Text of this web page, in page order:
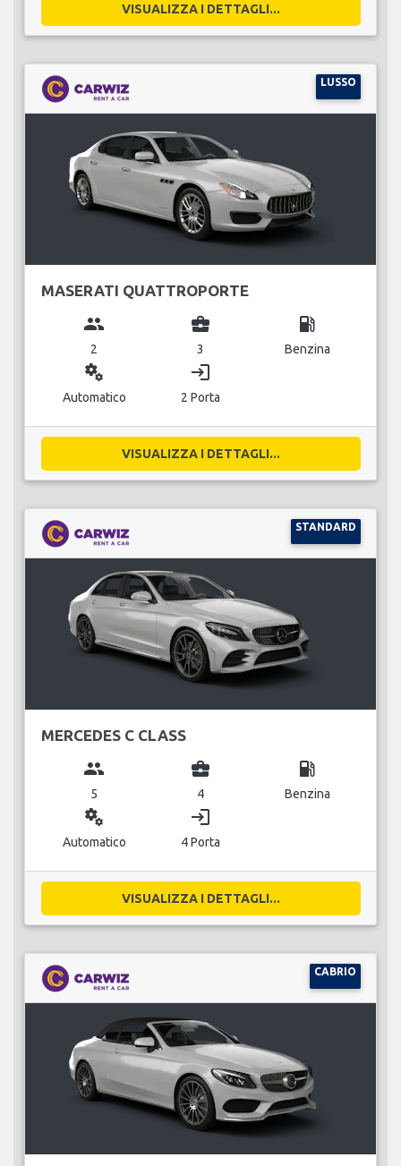
VISUALIZZA I DETTAGLI...
LUSSO
MASERATI QUATTROPORTE
group
2
business_center
3
local_gas_station
Benzina
miscellaneous_services
Automatico
login
2 Porta
VISUALIZZA I DETTAGLI...
STANDARD
MERCEDES C CLASS
group
5
business_center
4
local_gas_station
Benzina
miscellaneous_services
Automatico
login
4 Porta
VISUALIZZA I DETTAGLI...
CABRIO